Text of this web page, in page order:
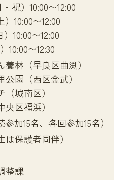
祝）10:00〜12:00
10:00〜12:00
10:00〜12:00
10:00〜12:30
養林（早良区曲渕）
公園（西区金武）
（城南区）
央区福浜）
加15名、各回参加15名）
保護者同伴）
整課